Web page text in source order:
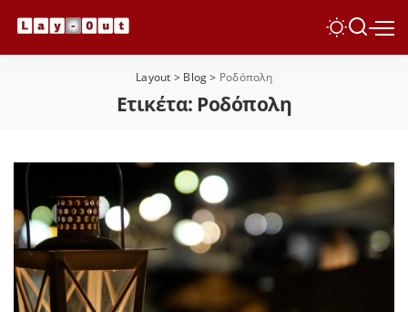
Layout > Blog> Ροδόπολη
Ετικέτα: Ροδόπολη